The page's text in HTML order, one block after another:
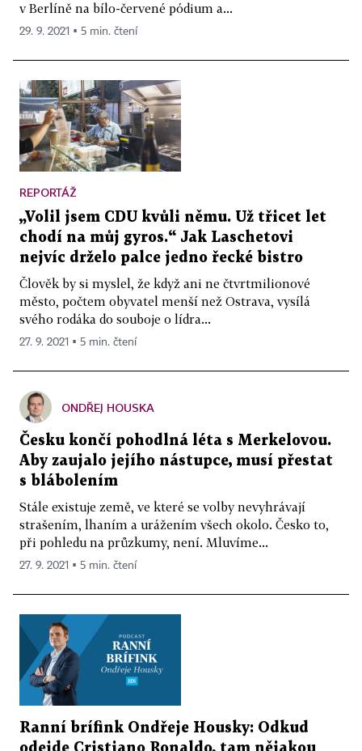
v Berlíně na bílo-červené pódium a...
29. 9. 2021 ▪ 5 min. čtení
REPORTÁŽ
„Volil jsem CDU kvůli němu. Už třicet let
chodí na můj gyros.“ Jak Laschetovi
nejvíc drželo palce jedno řecké bistro
Člověk by si myslel, že když ani ne čtvrtmilionové
město, počtem obyvatel menší než Ostrava, vysílá
svého rodáka do souboje o lídra...
27. 9. 2021 ▪ 5 min. čtení
ONDŘEJ HOUSKA
Česku končí pohodlná léta s Merkelovou.
Aby zaujalo jejího nástupce, musí přestat
s blábolením
Stále existuje země, ve které se volby nevyhrávají
strašením, lhaním a urážením všech okolo. Česko to,
při pohledu na průzkumy, není. Mluvíme...
27. 9. 2021 ▪ 5 min. čtení
Ranní brífink Ondřeje Housky: Odkud
odejde Cristiano Ronaldo, tam nějakou